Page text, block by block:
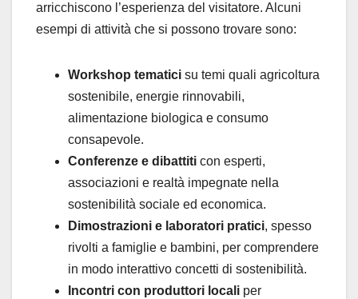
arricchiscono l’esperienza del visitatore. Alcuni
esempi di attività che si possono trovare sono:
Workshop tematici su temi quali agricoltura
sostenibile, energie rinnovabili,
alimentazione biologica e consumo
consapevole.
Conferenze e dibattiti con esperti,
associazioni e realtà impegnate nella
sostenibilità sociale ed economica.
Dimostrazioni e laboratori pratici, spesso
rivolti a famiglie e bambini, per comprendere
in modo interattivo concetti di sostenibilità.
Incontri con produttori locali per